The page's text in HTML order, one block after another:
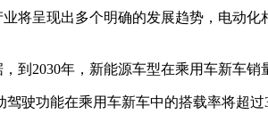
将呈现出多个明确的发展趋势，电动
到2030年，新能源车型在乘用车新车销
驾驶功能在乘用车新车中的搭载率将超